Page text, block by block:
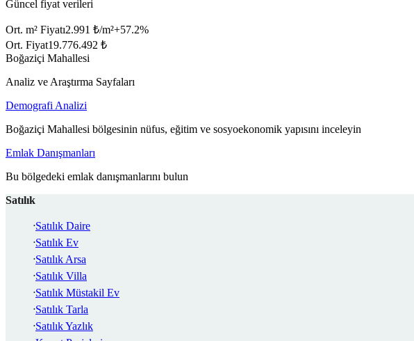
Güncel fiyat verileri
Ort. m² Fiyatı2.991 ₺/m²+57.2%
Ort. Fiyat19.776.492 ₺
Boğaziçi Mahallesi
Analiz ve Araştırma Sayfaları
Demografi Analizi
Boğaziçi Mahallesi bölgesinin nüfus, eğitim ve sosyoekonomik yapısını inceleyin
Emlak Danışmanları
Bu bölgedeki emlak danışmanlarını bulun
Satılık
Satılık Daire
Satılık Ev
Satılık Arsa
Satılık Villa
Satılık Müstakil Ev
Satılık Tarla
Satılık Yazlık